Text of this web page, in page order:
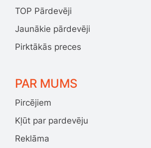
TOP Pārdevēji
Jaunākie pārdevēji
Pirktākās preces
PAR MUMS
Pircējiem
Kļūt par pardevēju
Reklāma